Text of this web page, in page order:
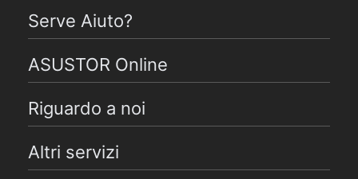
Serve Aiuto?
ASUSTOR Online
Riguardo a noi
Altri servizi